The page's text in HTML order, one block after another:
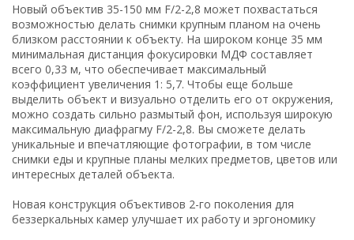
Новый объектив 35-150 мм F/2-2,8 может похвастаться
возможностью делать снимки крупным планом на очень
близком расстоянии к объекту. На широком конце 35 мм
минимальная дистанция фокусировки МДФ составляет
всего 0,33 м, что обеспечивает максимальный
коэффициент увеличения 1: 5,7. Чтобы еще больше
выделить объект и визуально отделить его от окружения,
можно создать сильно размытый фон, используя широкую
максимальную диафрагму F/2-2,8. Вы сможете делать
уникальные и впечатляющие фотографии, в том числе
снимки еды и крупные планы мелких предметов, цветов или
интересных деталей объекта.
Новая конструкция объективов 2-го поколения для
беззеркальных камер улучшает их работу и эргономику